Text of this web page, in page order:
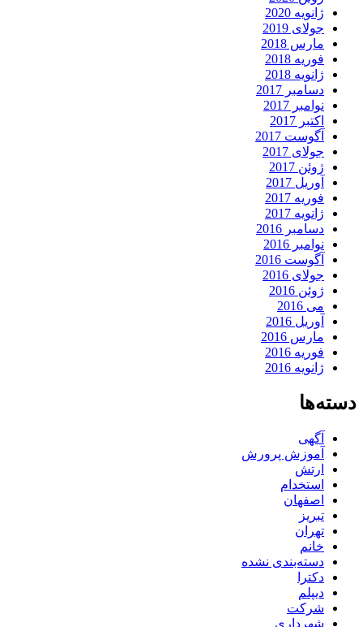
ژانویه 2020
جولای 2019
مارس 2018
فوریه 2018
ژانویه 2018
دسامبر 2017
نوامبر 2017
اکتبر 2017
آگوست 2017
جولای 2017
ژوئن 2017
آوریل 2017
فوریه 2017
ژانویه 2017
دسامبر 2016
نوامبر 2016
آگوست 2016
جولای 2016
ژوئن 2016
می 2016
آوریل 2016
مارس 2016
فوریه 2016
ژانویه 2016
دسته‌ها
آگهی
آموزش پرورش
ارتش
استخدام
اصفهان
تبریز
تهران
خانم
دسته‌بندی نشده
دکترا
دیپلم
شرکت
شهرداری